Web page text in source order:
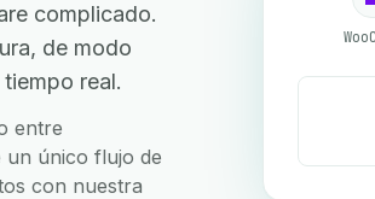
complicado.
de modo
real.
entre
un único flujo de
con nuestra